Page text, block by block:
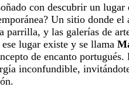
con descubrir un
Un sitio donde
parrilla, y las galerías de
lugar existe y se llama
de encanto
inconfundible,